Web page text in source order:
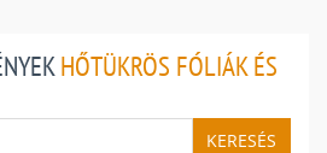
HŐTÜKRÖS FÓLIÁK ÉS
KERESÉS